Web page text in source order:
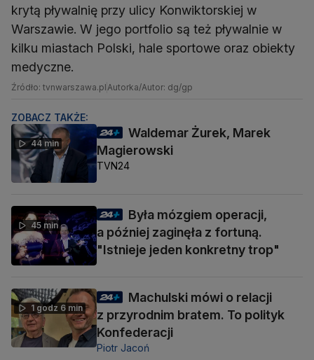
krytą pływalnię przy ulicy Konwiktorskiej w
Warszawie. W jego portfolio są też pływalnie w
kilku miastach Polski, hale sportowe oraz obiekty
medyczne.
Źródło: tvnwarszawa.plAutorka/Autor: dg/gp
ZOBACZ TAKŻE:
44 min
Waldemar Żurek, Marek
Magierowski
TVN24
45 min
Była mózgiem operacji,
a później zaginęła z fortuną.
"Istnieje jeden konkretny trop"
1 godz 6 min
Machulski mówi o relacji
z przyrodnim bratem. To polityk
Konfederacji
Piotr Jacoń